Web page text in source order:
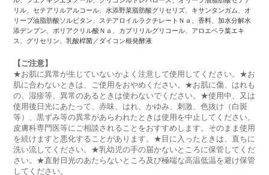
リル、セテアリルアルコール、水添野菜脂肪酸グリセリズ、キサンタンガム、オ
リーブ油脂肪酸ソルビタン、ステアロイルラクチレートＮａ、香料、加水分解水
添デンプン、ポリアクリル酸Ｎａ、カプリリルグリコール、アロエベラ葉エキ
ス、グリセリン、乳酸桿菌／ダイコン根発酵液
【ご注意】
★お肌に異常が生じていないかよく注意して使用してください。★お
肌に合わないときは、ご使用をおやめください。★お肌に傷、はれも
の、湿疹等、異常のあるときは使わないでください。★使用中、又は
使用後日光にあたって、赤味、はれ、かゆみ、刺激、色抜け（白斑
等）、黒ずみ等の異常があらわれたときは使用を中止してください。
皮膚科専門医等にご相談されることをおすすめします。そのまま使用
を続けますと悪化することがあります。★目に入ったときは、直ちに
洗い流してください。★乳幼児の手の届かないところに保管してくだ
さい。★直射日光のあたらないところ及び極端な高温低温を避け保管
してください。